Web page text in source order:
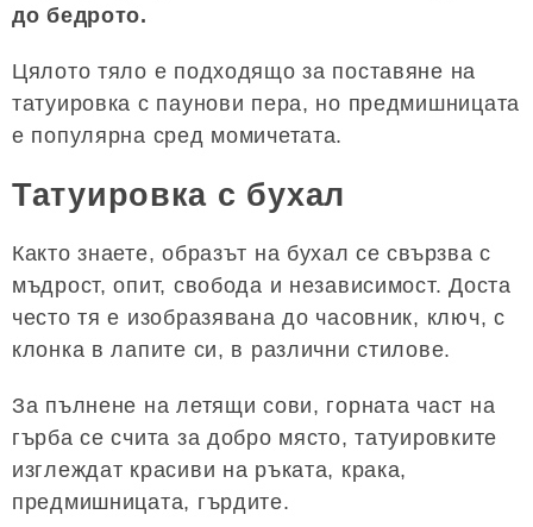
до бедрото.
Цялото тяло е подходящо за поставяне на
татуировка с паунови пера, но предмишницата
е популярна сред момичетата.
Татуировка с бухал
Както знаете, образът на бухал се свързва с
мъдрост, опит, свобода и независимост. Доста
често тя е изобразявана до часовник, ключ, с
клонка в лапите си, в различни стилове.
За пълнене на летящи сови, горната част на
гърба се счита за добро място, татуировките
изглеждат красиви на ръката, крака,
предмишницата, гърдите.